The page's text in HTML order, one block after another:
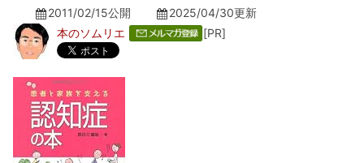
2011/02/15公開 2025/04/30更新
本のソムリエ
[PR]